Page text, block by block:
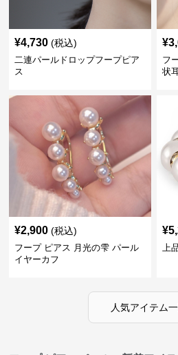
¥4,730 (税込)
二連パールドロップフープピア
ス
¥
フ
状
¥2,900 (税込)
フープ ピアス 月光の雫 パール
イヤーカフ
¥
上
人気アイテム